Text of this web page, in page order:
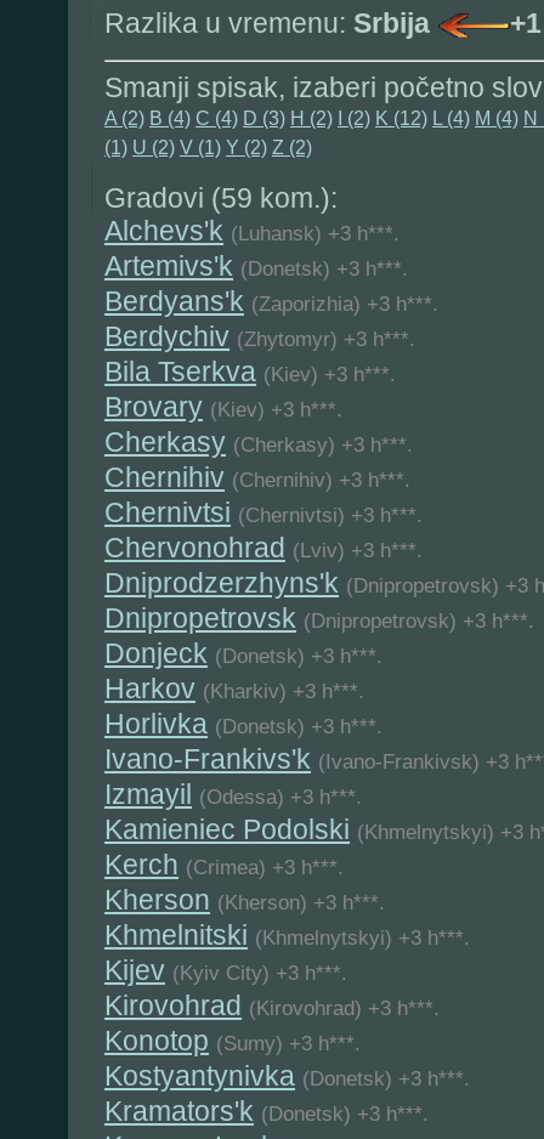
Razlika u vremenu: Srbija
Smanji spisak, izaberi početno
A (2) B (4) C (4) D (3) H (2) I (2) K (12) L (4) M (4) N
(1) U (2) V (1) Y (2) Z (2)
Gradovi (59 kom.):
Alchevs'k (Luhansk) +3 h***.
Artemivs'k (Donetsk) +3 h***.
Berdyans'k (Zaporizhia) +3 h***.
Berdychiv (Zhytomyr) +3 h***.
Bila Tserkva (Kiev) +3 h***.
Brovary (Kiev) +3 h***.
Cherkasy (Cherkasy) +3 h***.
Chernihiv (Chernihiv) +3 h***.
Chernivtsi (Chernivtsi) +3 h***.
Chervonohrad (Lviv) +3 h***.
Dniprodzerzhyns'k (Dnipropetrovsk) +3
Dnipropetrovsk (Dnipropetrovsk) +3 h***.
Donjeck (Donetsk) +3 h***.
Harkov (Kharkiv) +3 h***.
Horlivka (Donetsk) +3 h***.
Ivano-Frankivs'k (Ivano-Frankivsk) +3
Izmayil (Odessa) +3 h***.
Kamieniec Podolski (Khmelnytskyi) +3
Kerch (Crimea) +3 h***.
Kherson (Kherson) +3 h***.
Khmelnitski (Khmelnytskyi) +3 h***.
Kijev (Kyiv City) +3 h***.
Kirovohrad (Kirovohrad) +3 h***.
Konotop (Sumy) +3 h***.
Kostyantynivka (Donetsk) +3 h***.
Kramators'k (Donetsk) +3 h***.